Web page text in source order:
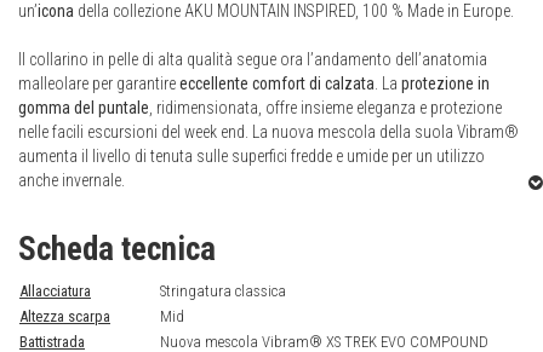
un’icona della collezione AKU MOUNTAIN INSPIRED, 100 % Made in Europe.
Il collarino in pelle di alta qualità segue ora l’andamento dell’anatomia
malleolare per garantireeccellente comfort di calzata. La protezione in
gomma del puntale, ridimensionata, offre insieme eleganza e protezione
nelle facili escursioni del week end. La nuova mescola della suola Vibram®
aumenta il livello di tenuta sulle superfici fredde e umide per un utilizzo
anche invernale.
Scheda tecnica
Allacciatura
Stringatura classica
Altezza scarpa
Mid
Battistrada
Nuova mescola Vibram® XS TREK EVO COMPOUND